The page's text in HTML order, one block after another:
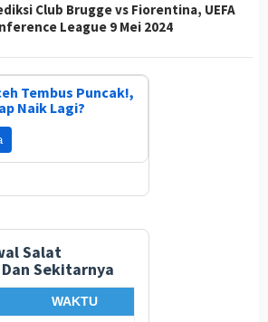
Club Brugge vs Fiorentina, UEFA
League 9 Mei 2024
Tembus Puncak!,
Naik Lagi?
Salat
Sekitarnya
WAKTU